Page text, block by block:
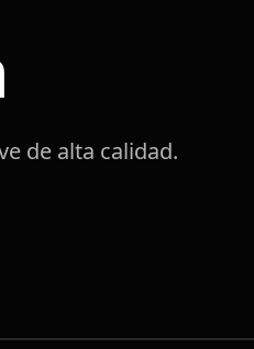
de alta calidad.